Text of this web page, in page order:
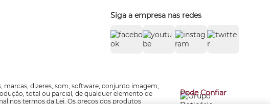
Siga a empresa nas redes
dizeres, som, software, conjunto imagem,
total ou parcial, de qualquer elemento de
nos termos da Lei. Os preços dos produtos
Pode Confiar